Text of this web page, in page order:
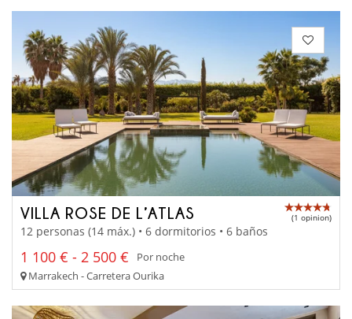
VILLA ROSE DE L’ATLAS (1 opinion)
12 personas (14 máx.) • 6 dormitorios • 6 baños
1 100 € - 2 500 €
Por noche
Marrakech - Carretera Ourika